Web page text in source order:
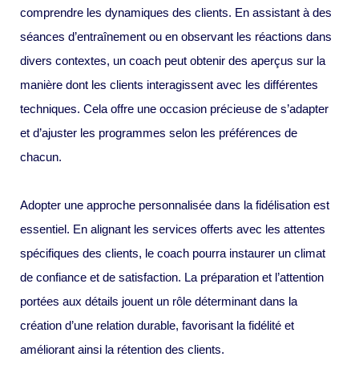
comprendre les dynamiques des clients. En assistant à des
séances d’entraînement ou en observant les réactions dans
divers contextes, un coach peut obtenir des aperçus sur la
manière dont les clients interagissent avec les différentes
techniques. Cela offre une occasion précieuse de s’adapter
et d’ajuster les programmes selon les préférences de
chacun.
Adopter une approche personnalisée dans la fidélisation est
essentiel. En alignant les services offerts avec les attentes
spécifiques des clients, le coach pourra instaurer un climat
de confiance et de satisfaction. La préparation et l’attention
portées aux détails jouent un rôle déterminant dans la
création d’une relation durable, favorisant la fidélité et
améliorant ainsi la rétention des clients.